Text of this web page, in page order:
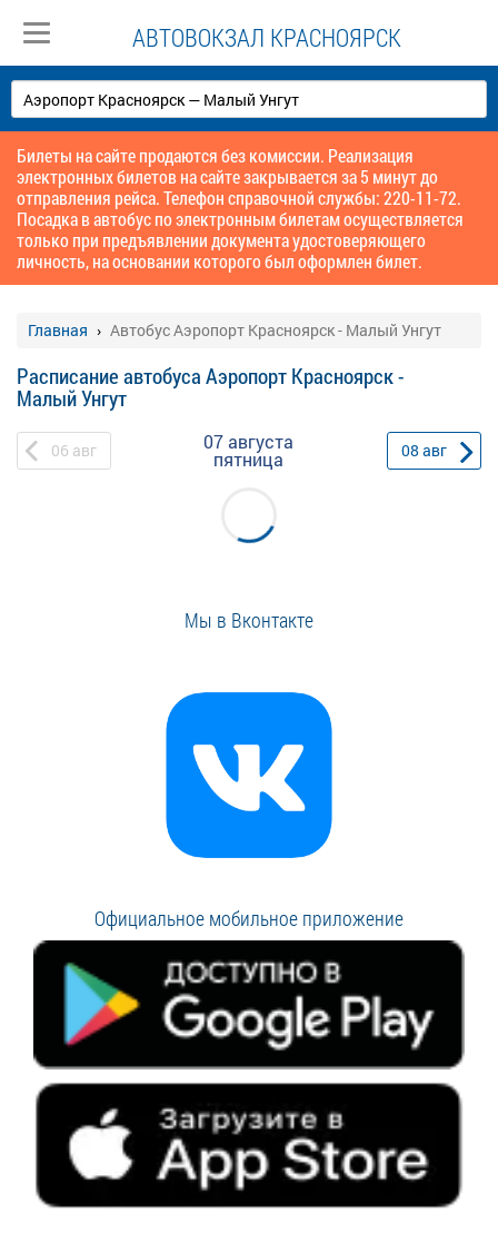
АВТОВОКЗАЛ КРАСНОЯРСК
Билеты на сайте продаются без комиссии. Реализация
электронных билетов на сайте закрывается за 5 минут до
отправления рейса. Телефон справочной службы: 220-11-72.
Посадка в автобус по электронным билетам осуществляется
только при предъявлении документа удостоверяющего
личность, на основании которого был оформлен билет.
Главная Автобус Аэропорт Красноярск - Малый Унгут
Расписание автобуса Аэропорт Красноярск -
Малый Унгут
06 авг 07 августа
пятница 08 авг
Мы в Вконтакте
Официальное мобильное приложение